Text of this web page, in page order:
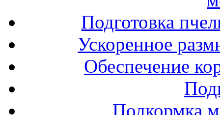
Подготовка
Ускоренное
Обеспечение
Подкормка